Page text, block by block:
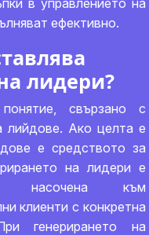
в управлението на
ефективно.
лидери?
свързано с
лийдове. Ако целта е
е средството за
на лидери е
насочена към
клиенти с конкретна
генерирането на